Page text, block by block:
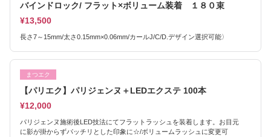
バインドロック/ フラット×ボリューム装着 １８０束
¥13,500
長さ7～15mm/太さ0.15mm×0.06mm/カールJ/C/D.デザイン選択可能〉
まつエク
【パリエク】パリジェンヌ＋LEDエクステ 100本
¥12,000
パリジェンヌ施術後LED技法にてフラットラッシュを装着します。お目元
に影が掛からずパッチリとした印象に☆/ボリュームラッシュに変更可